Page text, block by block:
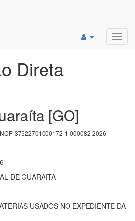
Direta
[GO]
37622701000172-1-000082-2026
DE GUARAITA
USADOS NO EXPEDIENTE DA